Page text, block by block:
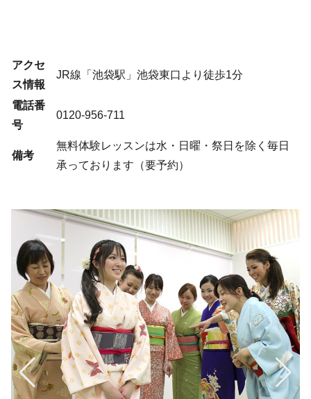
アクセ
ス情報
JR線「池袋駅」池袋東口より徒歩1分
電話番
号
0120-956-711
備考
無料体験レッスンは水・日曜・祭日を除く毎日
承っております（要予約）